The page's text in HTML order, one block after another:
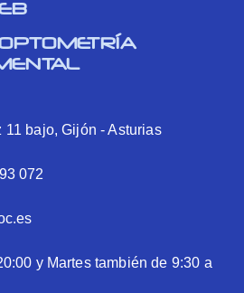
bajo, Gijón - Asturias
072
y Martes también de 9:30 a